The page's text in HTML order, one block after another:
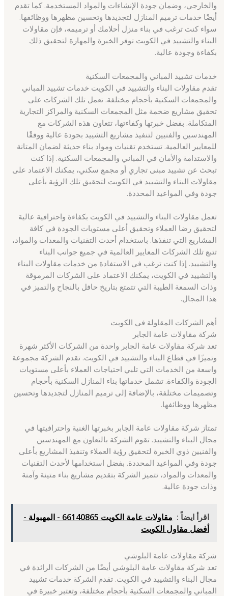
والخارجي، وضمان جودة الإنشاءات والمواد المستخدمة. كما تقدم
أيضًا خدمات ترميم المنازل لتجديدها وتحسين مظهرها ووظائفها.
سواء كنت ترغب في بناء منزل أحلامك أو ترميمه، فإن مقاولات
البناء والتشييد في الكويت توفر الخبرة والمهارة لتحقيق ذلك
بكفاءة وجودة عالية.
خدمات تشييد المباني والمجمعات السكنية
تقدم مقاولات البناء والتشييد في الكويت خدمات تشييد المباني
والمجمعات السكنية بأحجام مختلفة. تعمل تلك الشركات على
تحقيق مشاريع ضخمة مثل المجمعات السكنية والمراكز التجارية
المتكاملة. بفضل خبرتها وكفاءتها، تتعاون هذه الشركات مع
المهندسين والفنيين لتنفيذ مشاريع التشييد بجودة عالية ووفقًا
للمعايير العالمية. تستخدم تقنيات ومواد بناء حديثة لضمان المتانة
والاستدامة والأمان في المباني والمجمعات السكنية. إذا كنت
تبحث عن تشييد مبنى تجاري أو مجمع سكني، يمكنك الاعتماد على
مقاولات البناء والتشييد في الكويت لتحقيق تلك الرؤية بأعلى
جودة وفي المواعيد المحددة.
تعمل مقاولات البناء والتشييد في الكويت بكفاءة واحترافية عالية
لتحقيق رضا العملاء وتحقيق أعلى مستويات الجودة في كافة
المشاريع التي تنفذها. باستخدام أحدث التقنيات والمعدات والمواد،
تتبع تلك الشركات المعايير العالمية في جميع جوانب البناء
والتشييد. إذا كنت ترغب في الاستفادة من خدمات مقاولات البناء
والتشييد في الكويت، يمكنك الاعتماد على الشركات المرموقة
وذات السمعة الطيبة التي تتمتع بتاريخ حافل بالنجاح والتميز في
هذا المجال.
أهم الشركات المقاولة في الكويت
شركة مقاولات عامة الجابر
تعد شركة مقاولات عامة الجابر واحدة من الشركات الأكثر شهرة
وتميزًا في قطاع البناء والتشييد في الكويت. تقدم الشركة مجموعة
واسعة من الخدمات التي تلبي احتياجات العملاء بأعلى مستويات
الجودة والكفاءة. تشمل خدماتها بناء المنازل السكنية بأحجام
وتصميمات مختلفة، بالإضافة إلى ترميم المنازل لتجديدها وتحسين
مظهرها ووظائفها.
تمتاز شركة مقاولات عامة الجابر بخبرتها الغنية واحترافيتها في
مجال البناء والتشييد. تقوم الشركة بالتعاون مع المهندسين
والفنيين ذوي الخبرة لتحقيق رؤية العملاء وتنفيذ المشاريع بأعلى
جودة وفي المواعيد المحددة. بفضل استخدامها لأحدث التقنيات
والمعدات والمواد، تتميز الشركة بتقديم مشاريع بناء متينة وآمنة
وذات جودة عالية.
اقرأ ايضاً :
مقاولات عامة الكويت 66140865 - المهبولة -
أفضل مقاول الكويت
شركة مقاولات عامة البلوشي
تعد شركة مقاولات عامة البلوشي أيضًا من الشركات الرائدة في
مجال البناء والتشييد في الكويت. تقدم الشركة خدمات تشييد
المباني والمجمعات السكنية بأحجام مختلفة، وتعتبر خبيرة في